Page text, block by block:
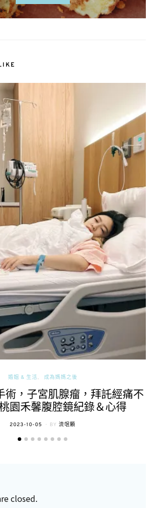
婚姻 & 生活 成為媽媽之後
術，子宮肌腺瘤，拜託經痛不
園禾馨腹腔鏡紀錄＆心得
POSTED
2023-10-05 BY 流氓顆
closed.